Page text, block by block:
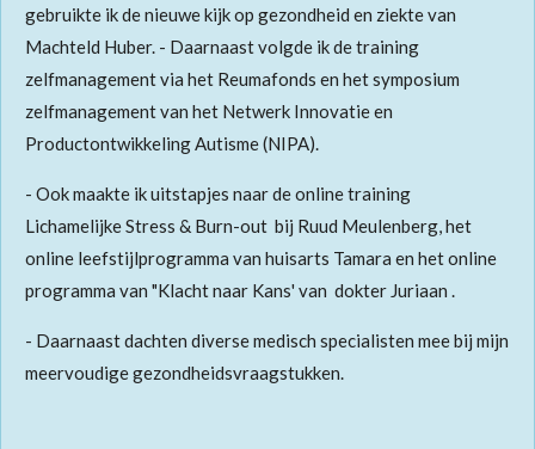
gebruikte ik de nieuwe kijk op gezondheid en ziekte van
Machteld Huber. - Daarnaastvolgde ik de training
zelfmanagement via het Reumafonds en het symposium
zelfmanagement van het Netwerk Innovatie en
Productontwikkeling Autisme (NIPA).
- Ook maakte ik uitstapjes naar de online training
Lichamelijke Stress & Burn-out bij Ruud Meulenberg, het
online leefstijlprogramma van huisarts Tamara en het online
programma van "Klacht naar Kans' van dokter Juriaan .
- Daarnaast dachten diverse medisch specialisten mee bij mijn
meervoudige gezondheidsvraagstukken.